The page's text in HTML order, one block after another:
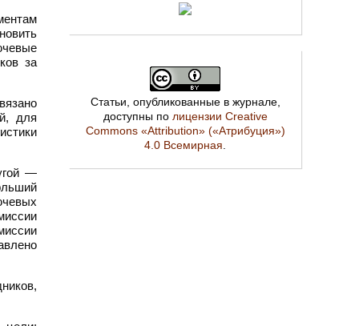
за
для
—
Статьи, опубликованные в журнале,
доступны по лицензии Creative
Commons «Attribution» («Атрибуция»)
4.0 Всемирная